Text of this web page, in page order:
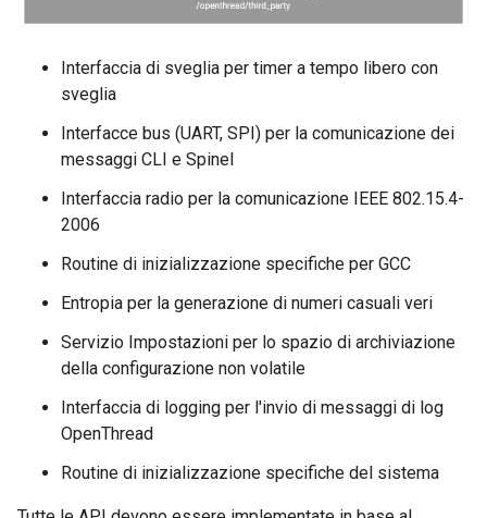
Interfaccia di sveglia per timer a tempo libero con
sveglia
Interfacce bus (UART, SPI) per la comunicazione dei
messaggi CLI e Spinel
Interfaccia radio per la comunicazione IEEE 802.15.4-
2006
Routine di inizializzazione specifiche per GCC
Entropia per la generazione di numeri casuali veri
Servizio Impostazioni per lo spazio di archiviazione
della configurazione non volatile
Interfaccia di logging per l'invio di messaggi di log
OpenThread
Routine di inizializzazione specifiche del sistema